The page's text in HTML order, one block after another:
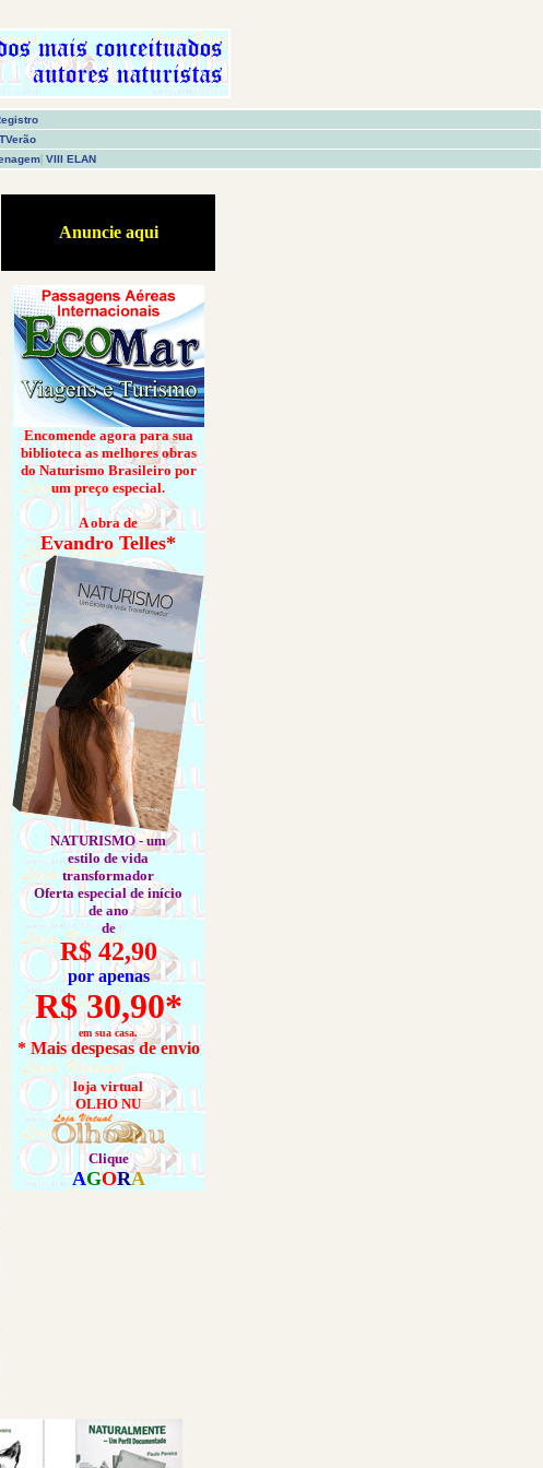
| VIII ELAN
Anuncie aqui
Encomende agora para sua
biblioteca as melhores obras
do Naturismo Brasileiro por
um preço especial.
A obra de
Evandro Telles*
NATURISMO - um
estilo de vida
transformador
Oferta especial de início
de ano
de
R$ 42,90
por apenas
R$ 30,90*
em sua casa.
* Mais despesas de envio
loja virtual
OLHO NU
Clique
AGORA